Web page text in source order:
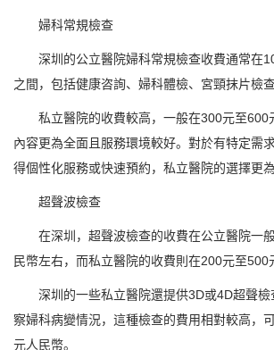
婦科常規檢查
深圳的公立醫院婦科常規檢查收費通常在
之間，包括健康咨詢、婦科體檢、宮頸抹片檢
私立醫院的收費較高，一般在300元至600
內容更為全面且服務環境較好。對於有特定需
得個性化服務或快速預約，私立醫院的選擇更為
超聲波檢查
在深圳，超聲波檢查的收費在公立醫院一
民幣左右，而私立醫院的收費則在200元至500
深圳的一些私立醫院還提供3D或4D超聲檢
察婦科病變情況，這種檢查的費用相對較高，
元人民幣。